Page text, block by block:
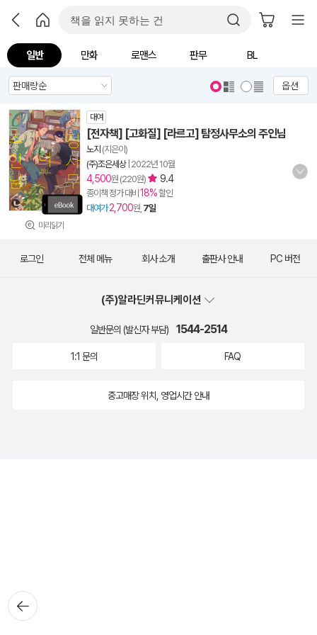
일반 만화 로맨스 판무 BL
옵션
미리읽기
대여
[전자책] [고화질] [라르고] 탐정사무소의 주인님
노지 (지은이)
(주)조은세상| 2022년 10월
4,500원 (220원) 9.4
종이책 정가 대비 18%할인
대여가 2,700원, 7일
뒤로가
기
로그인 전체 메뉴 회사 소개 출판사 안내 PC 버전
(주)알라딘커뮤니케이션
일반문의 (발신자 부담) 1544-2514
1:1 문의 FAQ
중고매장 위치, 영업시간 안내